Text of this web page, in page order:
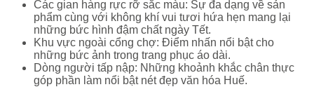
Các gian hàng rực rỡ sắc màu: Sự đa dạng về sản
phẩm cùng với không khí vui tươi hứa hẹn mang lại
những bức hình đậm chất ngày Tết.
Khu vực ngoài cổng chợ: Điểm nhấn nổi bật cho
những bức ảnh trong trang phục áo dài.
Dòng người tấp nập: Những khoảnh khắc chân thực
góp phần làm nổi bật nét đẹp văn hóa Huế.